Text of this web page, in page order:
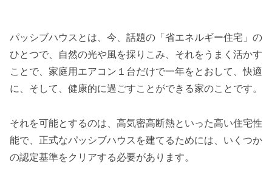
パッシブハウスとは、今、話題の「省エネルギー住宅」の
ひとつで、自然の光や風を採りこみ、それをうまく活かす
ことで、家庭用エアコン１台だけで一年をとおして、快適
に、そして、健康的に過ごすことができる家のことです。
それを可能とするのは、高気密高断熱といった高い住宅性
能で、正式なパッシブハウスを建てるためには、いくつか
の認定基準をクリアする必要があります。